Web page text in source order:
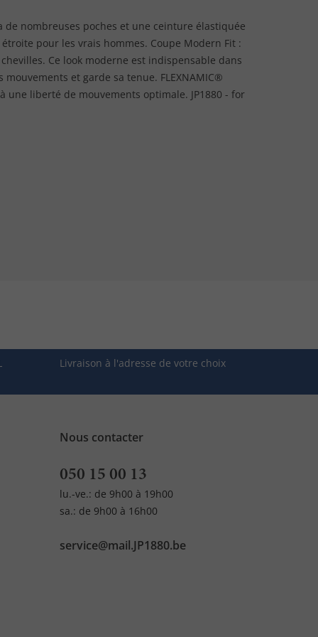
de nombreuses poches et une ceinture élastiquée
pour les vrais hommes. Coupe Modern Fit :
Ce look moderne est indispensable dans
et garde sa tenue. FLEXNAMIC®
une liberté de mouvements optimale. JP1880 - for
Livraison à l'adresse de votre choix
Nous contacter
050 15 00 13
lu.-ve.: de 9h00 à 19h00
sa.: de 9h00 à 16h00
service@mail.JP1880.be